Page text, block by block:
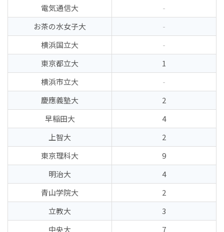
電気通信大
-
お茶の水女子大
-
横浜国立大
-
東京都立大
1
横浜市立大
-
慶應義塾大
2
早稲田大
4
上智大
2
東京理科大
9
明治大
4
青山学院大
2
立教大
3
中央大
7